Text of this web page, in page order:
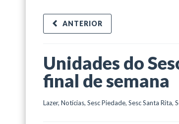
ANTERIOR
Unidades do
final de semana
Lazer, Notícias, Sesc Piedade, Sesc Santa Rita,